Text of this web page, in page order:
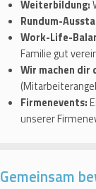
Weiterbildung:
Rundum-
Work-Life-
Familie gut
Wir machen dir
Firmenevents:
unserer
Gemeinsam